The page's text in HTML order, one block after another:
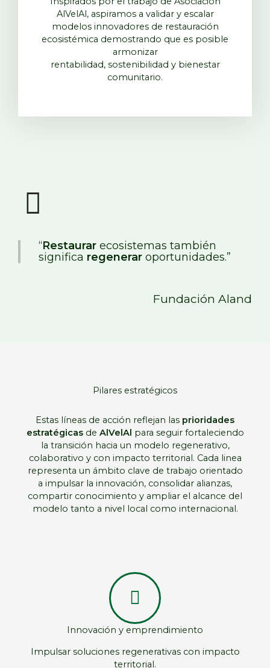
AlVelAl, aspiramos a validar y escalar
modelos innovadores de restauración
ecosistémica demostrando que es posible
armonizar
rentabilidad, sostenibilidad y bienestar
comunitario.
“Restaurar ecosistemas también
significa regenerar oportunidades.”
Fundación Aland
Pilares estratégicos
Estas líneas de acción reflejan las prioridades
estratégicasde AlVelAl para seguir fortaleciendo
la transición hacia un modelo regenerativo,
colaborativo y con impacto territorial. Cada linea
representa un ámbito clave de trabajo orientado
a impulsar la innovación, consolidar alianzas,
compartir conocimiento y ampliar el alcance del
modelo tanto a nivel local como internacional.
Innovación y emprendimiento
Impulsar soluciones regenerativas con impacto
territorial.